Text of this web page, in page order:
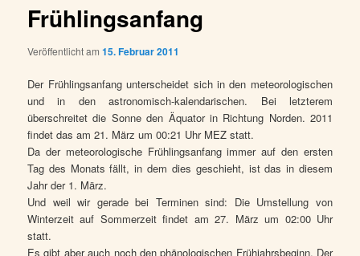
Frühlingsanfang
Veröffentlicht am15. Februar 2011
Der Frühlingsanfang unterscheidet sich in den meteorologischen
und in den astronomisch-kalendarischen. Bei letzterem
überschreitet die Sonne den Äquator in Richtung Norden. 2011
findet das am 21. März um 00:21 Uhr MEZ statt.
Da der meteorologische Frühlingsanfang immer auf den ersten
Tag des Monats fällt, in dem dies geschieht, ist das in diesem
Jahr der 1. März.
Und weil wir gerade bei Terminen sind: Die Umstellung von
Winterzeit auf Sommerzeit findet am 27. März um 02:00 Uhr
statt.
Es gibt aber auch noch den phänologischen Frühjahrsbeginn. Der